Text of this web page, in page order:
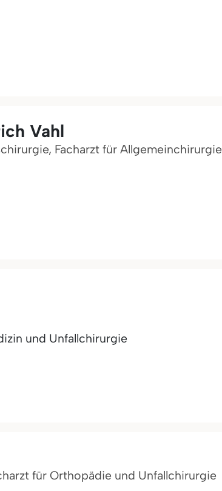
Vahl
Facharzt für Allgemeinchirurgie
und Unfallchirurgie
für Orthopädie und Unfallchirurgie